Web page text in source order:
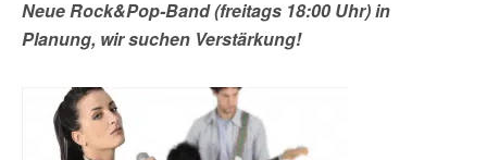
Neue Rock&Pop-Band (freitags 18:00 Uhr) in
Planung, wir suchen Verstärkung!